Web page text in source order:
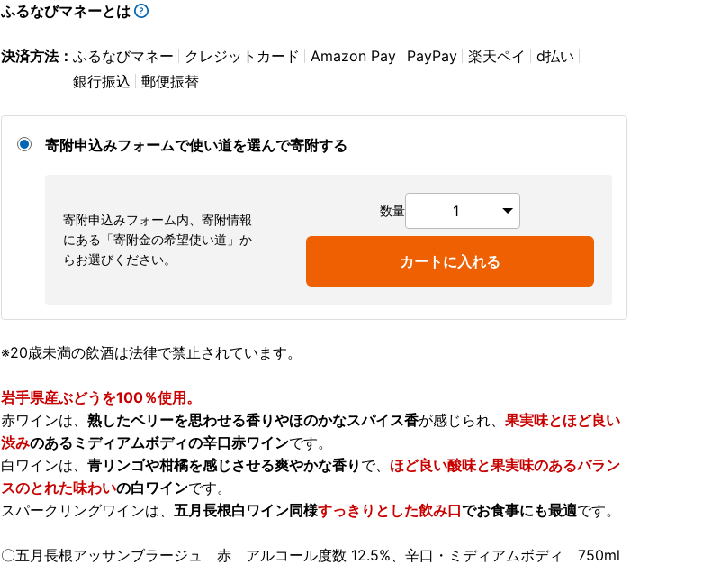
ふるなびマネーとは
決済方法： ふるなびマネー クレジットカード Amazon Pay PayPay 楽天ペイ
d払い
銀行振込
郵便振替
寄附申込みフォームで使い道を選んで寄附する
寄附申込みフォーム内、寄附情報
にある「寄附金の希望使い道」か
らお選びください。
数量
カートに入れる
※20歳未満の飲酒は法律で禁止されています。
岩手県産ぶどうを100％使用。
赤ワインは、 熟したベリーを思わせる香りやほのかなスパイス香が感じられ、 果実味とほど良い
渋みのあるミディアムボディの辛口赤ワインです。
白ワインは、 青リンゴや柑橘を感じさせる爽やかな香り で、 ほど良い酸味と果実味のあるバラン
スのとれた味わいの白ワインです。
スパークリングワインは、 五月長根白ワイン同様すっきりとした飲み口でお食事にも最適です。
〇五月長根アッサンブラージュ 赤 アルコール度数 12.5%、辛口・ミディアムボディ 750ml